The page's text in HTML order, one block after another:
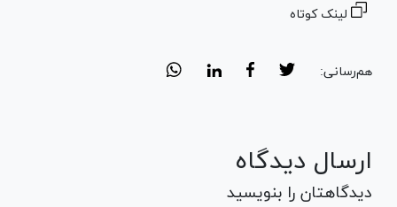
لینک کوتاه
هم‌رسانی:
ارسال دیدگاه
دیدگاهتان را بنویسید